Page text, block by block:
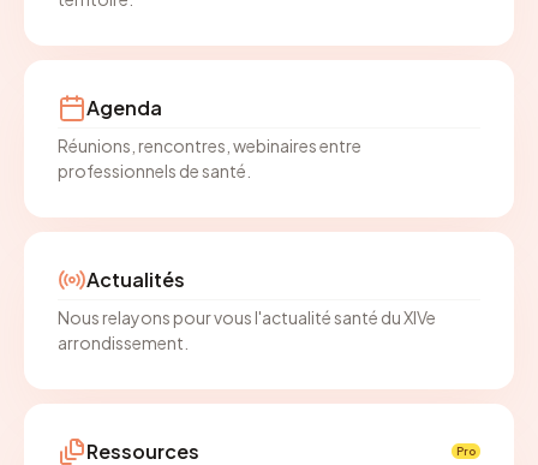
Agenda
Réunions, rencontres, webinaires entre
professionnels de santé.
Actualités
Nous relayons pour vous l'actualité santé du XIVe
arrondissement.
Ressources Pro